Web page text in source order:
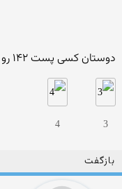
دوستان کسی پست ۱۴۲ رو داره؟ آپلودرار پاک کرده.اگه کسی داره لطفا لینک بده
3
4
بازگفت